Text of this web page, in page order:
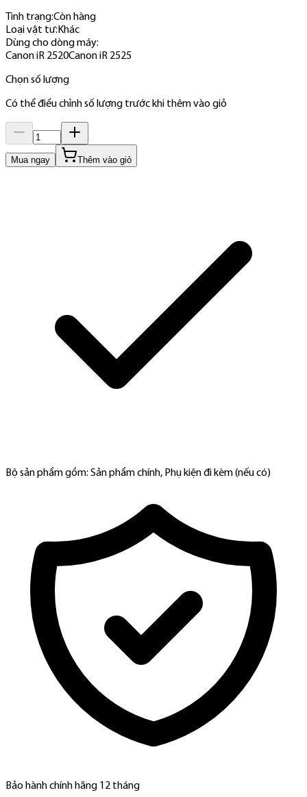
Tình trạng:Còn hàng
Loại vật tư: Khác
Dùng cho dòng máy:
Canon iR 2520Canon iR 2525
Chọn số lượng
Có thể điều chỉnh số lượng trước khi thêm vào giỏ
Mua ngay Thêm vào giỏ
Bộ sản phẩm gồm: Sản phẩm chính, Phụ kiện đi kèm (nếu có)
Bảo hành chính hãng 12 tháng